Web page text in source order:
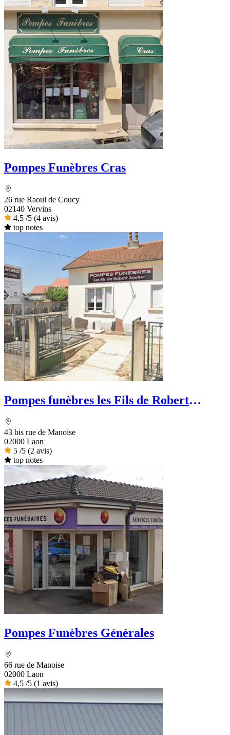
Pompes Funèbres Cras
26 rue Raoul de Coucy
02140 Vervins
4,5 /5 (4 avis)
top notes
Pompes funèbres les Fils de Robert
43 bis rue de Manoise
02000 Laon
5 /5 (2 avis)
top notes
Pompes Funèbres Générales
66 rue de Manoise
02000 Laon
4,5 /5 (1 avis)